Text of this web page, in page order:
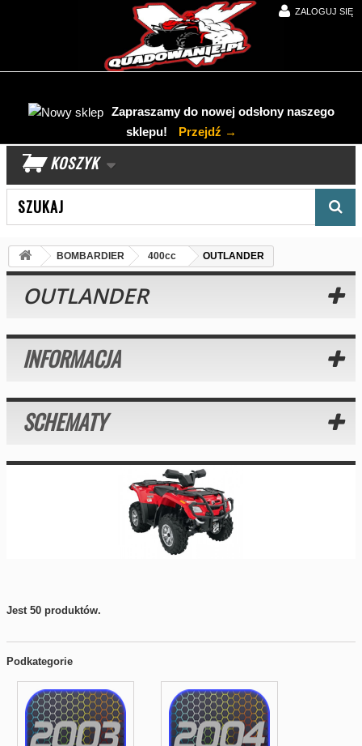
ZALOGUJ SIĘ
Zapraszamy do nowej odsłony naszego
sklepu!
Przejdź →
KOSZYK
BOMBARDIER 400cc OUTLANDER
OUTLANDER
INFORMACJA
SCHEMATY
Jest 50 produktów.
Podkategorie